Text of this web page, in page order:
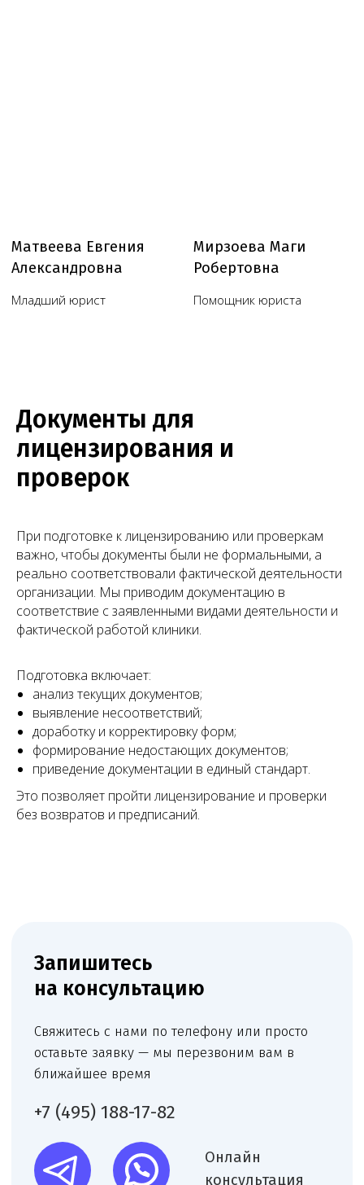
Документы для
лицензирования и
проверок
При подготовке к лицензированию или проверкам
важно, чтобы документы были не формальными, а
реально соответствовали фактической деятельности
организации. Мы приводим документацию в
соответствие с заявленными видами деятельности и
фактической работой клиники.
Подготовка включает:
анализ текущих документов;
выявление несоответствий;
доработку и корректировку форм;
формирование недостающих документов;
приведение документации в единый стандарт.
Это позволяет пройти лицензирование и проверки
без возвратов и предписаний.
+7 (968) 778-00-18
+7 (495) 188-17-82
© Copyright 2026 Melegal
присоединяйтесь
info@melegal.ru
Создание сайта - Высоко
WhatsApp
Telegram
Юридические услуги для
медицинского бизнеса
О компании
Мероприятия
Вопрос-
ответ
Контакты
119421, г. Москва, Ленинский
проспект, дом 111, корпус 1, офис 408
Работаем по всей России!
Политика в отношении обработки персональных
Согласие на обработку персональных данных
Пользовательское соглашение